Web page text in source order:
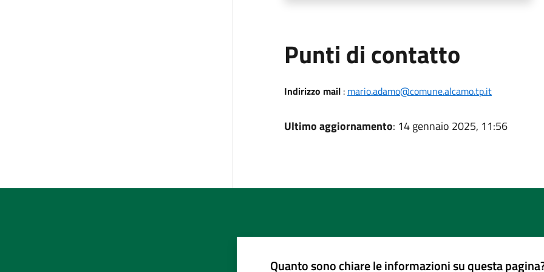
Punti di contatto
Indirizzo mail: mario.adamo@comune.alcamo.tp.it
Ultimo aggiornamento: 14 gennaio 2025, 11:56
Quanto sono chiare le informazioni su questa